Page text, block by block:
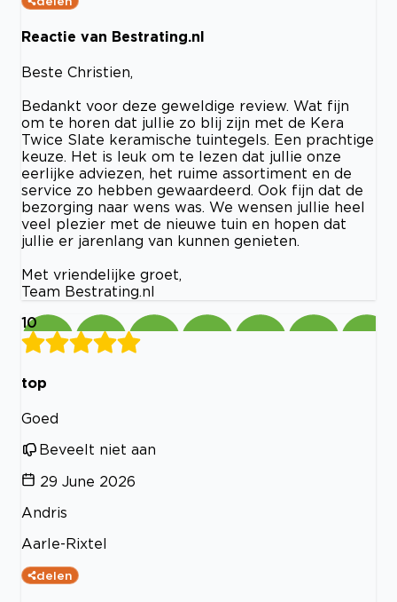
Reactie van Bestrating.nl
Beste Christien,
Bedankt voor deze geweldige review. Wat fijn
om te horen dat jullie zo blij zijn met de Kera
Twice Slate keramische tuintegels. Een prachtige
keuze. Het is leuk om te lezen dat jullie onze
eerlijke adviezen, het ruime assortiment en de
service zo hebben gewaardeerd. Ook fijn dat de
bezorging naar wens was. We wensen jullie heel
veel plezier met de nieuwe tuin en hopen dat
jullie er jarenlang van kunnen genieten.
Met vriendelijke groet,
Team Bestrating.nl
10
top
Goed
Beveelt niet aan
29 June 2026
Andris
Aarle-Rixtel
delen